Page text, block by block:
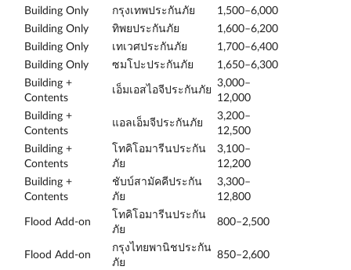
Building Only
กรุงเทพประกันภัย
1,500–6,000
Building Only
ทิพยประกันภัย
1,600–6,200
Building Only
เทเวศประกันภัย
1,700–6,400
Building Only
ซมโปะประกันภัย
1,650–6,300
Building +
Contents
เอ็มเอสไอจีประกันภัย
3,000–
12,000
Building +
Contents
แอลเอ็มจีประกันภัย
3,200–
12,500
Building +
Contents
โทคิโอมารีนประกัน
ภัย
3,100–
12,200
Building +
Contents
ชับบ์สามัคคีประกัน
ภัย
3,300–
12,800
Flood Add-on
โทคิโอมารีนประกัน
ภัย
800–2,500
Flood Add-on
กรุงไทยพานิชประกัน
ภัย
850–2,600